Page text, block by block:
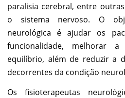
paralisia cerebral, entre
o sistema nervoso. O
neurológica é ajudar os
funcionalidade, melhorar
equilíbrio, além de reduzir a
decorrentes da condição
Os fisioterapeutas